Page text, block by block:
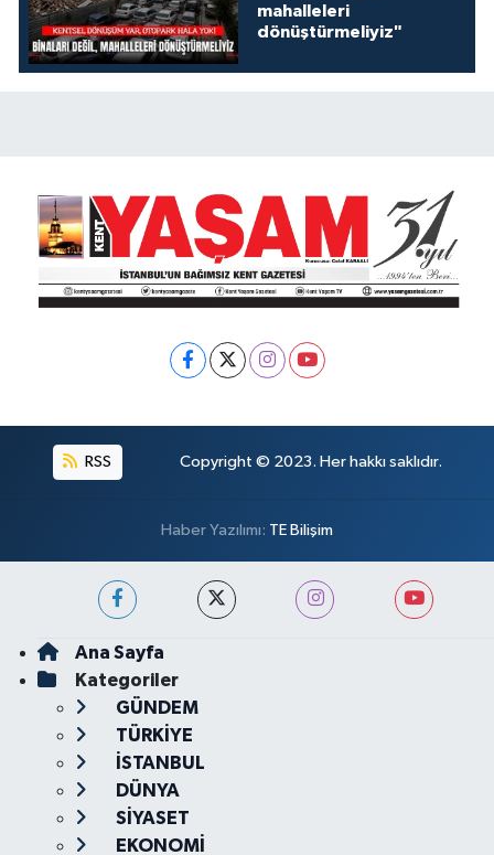
mahalleleri
dönüştürmeliyiz"
RSS Copyright © 2023. Her hakkı saklıdır.
Haber Yazılımı: TE Bilişim
Ana Sayfa
Kategoriler
GÜNDEM
TÜRKİYE
İSTANBUL
DÜNYA
SİYASET
EKONOMİ